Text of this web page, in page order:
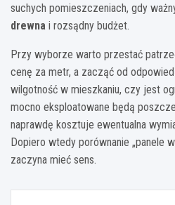
suchych pomieszczeniach, gdy
drewna i rozsądny budżet.
Przy wyborze warto przestać
cenę za metr, a zacząć od
wilgotność w mieszkaniu, czy jest
mocno eksploatowane będą
naprawdę kosztuje ewentualna
Dopiero wtedy porównanie „panele
zaczyna mieć sens.